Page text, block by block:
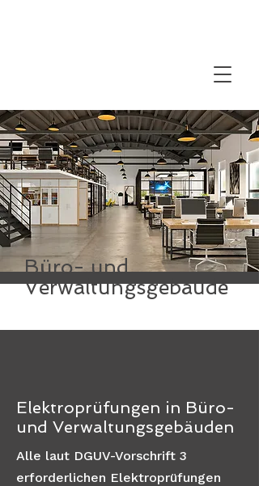
Büro- und
Verwaltungsgebäude
Elektroprüfungen in Büro-
und Verwaltungsgebäuden
Alle laut DGUV-Vorschrift 3
erforderlichen Elektroprüfungen